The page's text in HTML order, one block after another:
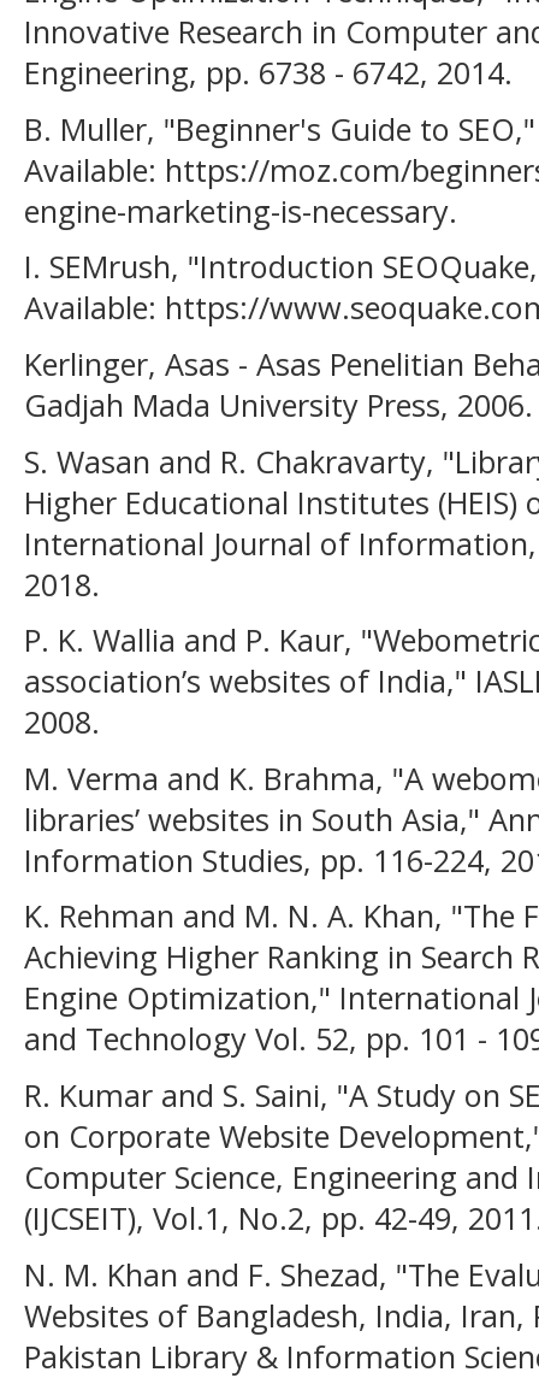
Innovative Research in Computer
Engineering, pp. 6738 - 6742, 2014.
B. Muller, "Beginner's Guide to
Available: https://moz.com/
engine-marketing-is-necessary.
I. SEMrush, "Introduction
Available: https://
Kerlinger, Asas - Asas Penelitian
Gadjah Mada University Press, 2006.
S. Wasan and R. Chakravarty,
Higher Educational Institutes (HEIS)
International Journal of
2018.
P. K. Wallia and P. Kaur,
association’s websites of India,"
2008.
M. Verma and K. Brahma, "A
libraries’ websites in South Asia,"
Information Studies, pp. 116-224,
K. Rehman and M. N. A. Khan, "The
Achieving Higher Ranking in Search
Engine Optimization," International
and Technology Vol. 52, pp. 101 -
R. Kumar and S. Saini, "A Study on
on Corporate Website
Computer Science, Engineering
(IJCSEIT), Vol.1, No.2, pp. 42-49,
N. M. Khan and F. Shezad, "The
Websites of Bangladesh, India, Iran,
Pakistan Library & Information